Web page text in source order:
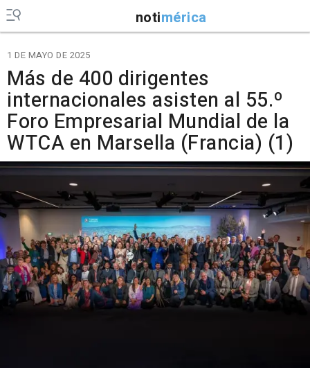
notimérica
1 DE MAYO DE 2025
Más de 400 dirigentes
internacionales asisten al 55.º
Foro Empresarial Mundial de la
WTCA en Marsella (Francia) (1)